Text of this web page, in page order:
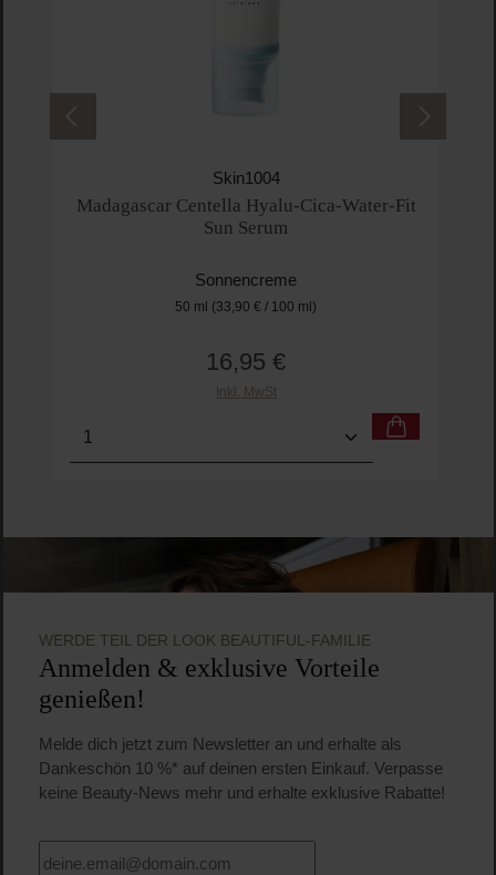
Skin1004
Madagascar Centella Hyalu-Cica-Water-Fit
Sun Serum
Sonnencreme
50 ml (33,90 € / 100 ml)
Regulärer Preis:
16,95 €
Inkl. MwSt
Produkt Anzahl: Gib den gewünschten Wert
WERDE TEIL DER LOOK BEAUTIFUL-FAMILIE
Anmelden & exklusive Vorteile
genießen!
Melde dich jetzt zum Newsletter an und erhalte als
Dankeschön 10 %* auf deinen ersten Einkauf. Verpasse
keine Beauty-News mehr und erhalte exklusive Rabatte!